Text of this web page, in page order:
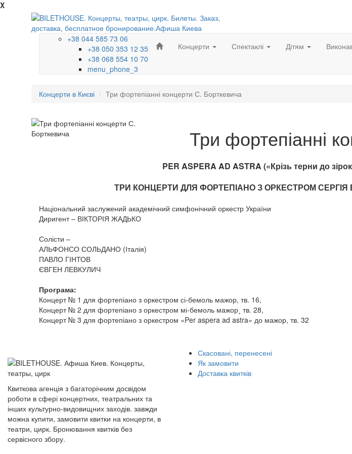
X
+38 044 585 73 06
+38 050 353 12 35
+38 068 554 10 70
menu_phone_3
Концерти Спектаклі Дітям
Концерти в Києві Три фортепіанні концерти С. Борткевича
Три фортепіанні
PER ASPERA AD ASTRA («Крізь терни до
ТРИ КОНЦЕРТИ ДЛЯ ФОРТЕПІАНО З ОРКЕСТРОМ
Національний заслужений академічний симфонічний оркестр України
Диригент – ВІКТОРІЯ ЖАДЬКО
Солісти –
АЛЬФОНСО СОЛЬДАНО (Італія)
ПАВЛО ГІНТОВ
ЄВГЕН ЛЕВКУЛИЧ
Програма:
Концерт № 1 для фортепіано з оркестром сі-бемоль мажор, тв. 16,
Концерт № 2 для фортепіано з оркестром мі-бемоль мажор¸ тв. 28,
Концерт № 3 для фортепіано з оркестром «Per aspera ad astra» до мажор, тв. 32
Квиткова агенція з багаторічним досвідом
роботи в сфері концертних, театральних та
інших культурно-видовищних заходів. завжди
можна купити, замовити квитки на концерти, в
театри, цирк. Бронювання квитків без
сервісного збору.
Скасовані, перенесені
Як замовити
Доставка квитків